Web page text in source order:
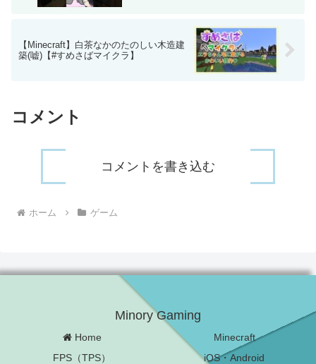
【Minecraft】白茶なかのたのしい木造建
築(嘘)【#すめさばマイクラ】
コメント
コメントを書き込む
ホーム ゲーム
Minory Gaming
Home
Minecraft
FPS（TPS）
iOS・Android